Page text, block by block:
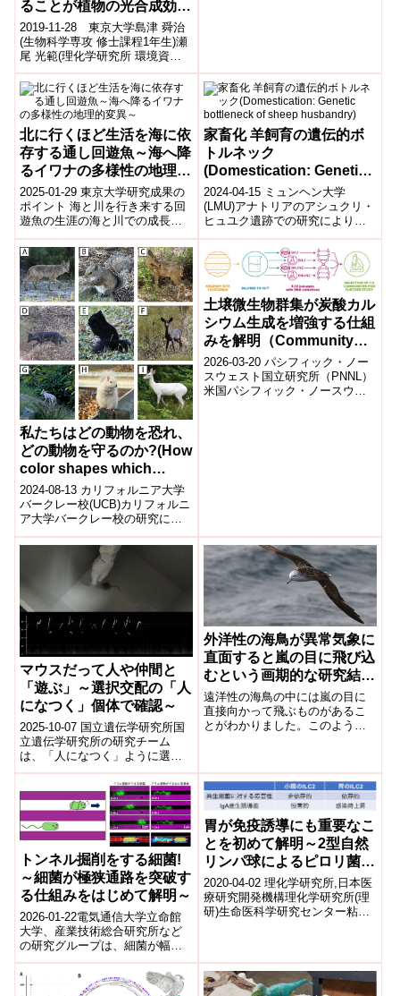
ることが植物の光合成効率
を改善することを発見～
2019-11-28 東京大学島津 舜治
(生物科学専攻 修士課程1年生)瀬
尾 光範(理化学研究所 環境資源
科学研究センター ユニットリー
ダー)寺島 一郎(生物科...
北に行くほど生活を海に依
存する通し回遊魚～海へ降
るイワナの多様性の地理的
変異～
2025-01-29 東京大学研究成果の
ポイント 海と川を行き来する回
遊魚の生涯の海と川での成長
が、北方ほど海に依存すること
を広域なフィールド調査と耳石
微量元素...
家畜化 羊飼育の遺伝的ボ
トルネック
(Domestication: Genetic
bottleneck of sheep
husbandry)
2024-04-15 ミュンヘン大学
(LMU)アナトリアのアシュクリ・
ヒュユク遺跡での研究により、
現代のユーラシアの羊は、初期
の家畜化時には遺伝的多様性が
急速に...
私たちはどの動物を恐れ、
どの動物を守るのか?(How
color shapes which
animals we fear — and
which we protect)
2024-08-13 カリフォルニア大学
バークレー校(UCB)カリフォルニ
ア大学バークレー校の研究によ
ると、動物の色の変異が人間の
恐怖や保護の感情に影響を与え
土壌微生物群集が炭酸カル
シウム生成を増強する仕組
みを解明（Community
Dynamics Drive Calcium
Carbonate Production in
an Enriched Consortium
2026-03-20 パシフィック・ノー
スウェスト国立研究所（PNNL）
米国パシフィック・ノースウェ
マウスだって人や仲間と
「遊ぶ」～選択交配の「人
になつく」個体で確認～
2025-10-07 国立遺伝学研究所国
立遺伝学研究所の研究チーム
は、「人になつく」ように選抜
交配したマウスが、人や他のマ
ウスと積極的に遊ぶ社会的行動
を示すこと...
外洋性の海鳥が異常気象に
直面すると嵐の目に飛び込
むという画期的な研究結果
が発表される
(Groundbreaking
research finds pelagic
with extreme weather
conditions)
遠洋性の海鳥の中には嵐の目に
直接向かって飛ぶものがあるこ
とがわかりました。このような
トンネル掘削をする細菌!
～細菌が極狭通路を突破す
る仕組みをはじめて解明～
2026-01-22電気通信大学立命館
大学、産業技術総合研究所など
の研究グループは、細菌が幅約1
マイクロメートルの極狭通路を
突破する新しい運動戦略を世界
で初めて...
胃が免疫誘導にも重要なこ
とを初めて解明～2型自然
リンパ球によるピロリ菌感
染時の防御機構を発見～
2020-04-02 理化学研究所,日本医
療研究開発機構理化学研究所(理
研)生命医科学研究センター粘膜